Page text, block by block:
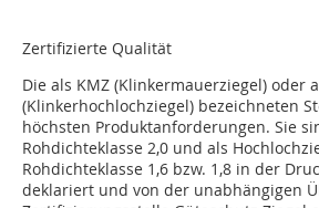
Zertifizierte Qualität
Die als KMZ (Klinkermauerziegel) oder
(Klinkerhochlochziegel) bezeichneten
höchsten Produktanforderungen. Sie
Rohdichteklasse 2,0 und als
Rohdichteklasse 1,6 bzw. 1,8 in der
deklariert und von der unabhängigen